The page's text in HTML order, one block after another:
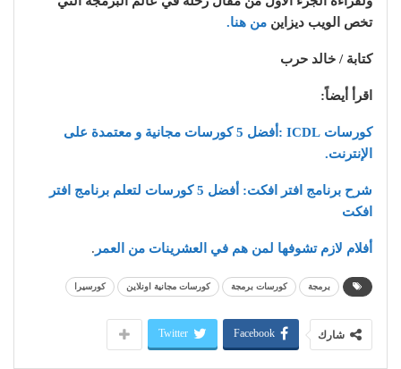
تخص الويب ديزاين من هنا.
كتابة / خالد حرب
اقرأ أيضاً:
كورسات ICDL :أفضل 5 كورسات مجانية و معتمدة على
الإنترنت.
شرح برنامج افتر افكت: أفضل 5 كورسات لتعلم برنامج افتر
افكت
أفلام لازم تشوفها لمن هم في العشرينات من العمر .
برمجة كورسات برمجة كورسات مجانية اونلاين كورسيرا
شارك Facebook
Twitter